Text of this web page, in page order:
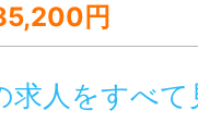
円
求人をすべて